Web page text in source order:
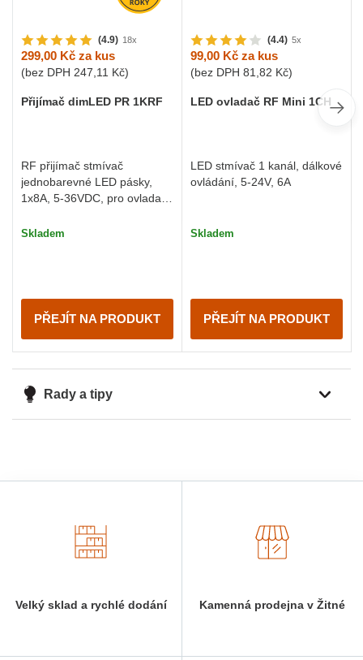
(4.9) 18x
299,00 Kč za kus
(bez DPH 247,11 Kč)
Přijímač dimLED PR 1KRF
RF přijímač stmívač
jednobarevné LED pásky,
1x8A, 5-36VDC, pro ovladače
Skladem
PŘEJÍT NA PRODUKT
(4.4) 5x
99,00 Kč za kus
(bez DPH 81,82 Kč)
LED ovladač RF Mini 1CH
LED stmívač 1 kanál, dálkové
ovládání, 5-24V, 6A
Skladem
PŘEJÍT NA PRODUKT
Rady a tipy
Velký sklad a rychlé dodání Kamenná prodejna v Žitné